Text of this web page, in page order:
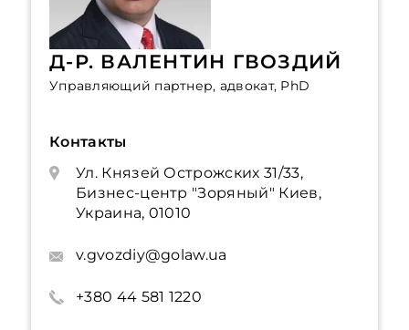
Д-Р. ВАЛЕНТИН ГВОЗДИЙ
Управляющий партнер, адвокат, PhD
Контакты
Ул. Князей Острожских 31/33,
Бизнес-центр "Зоряный" Киев,
Украина, 01010
v.gvozdiy@golaw.ua
+380 44 581 1220